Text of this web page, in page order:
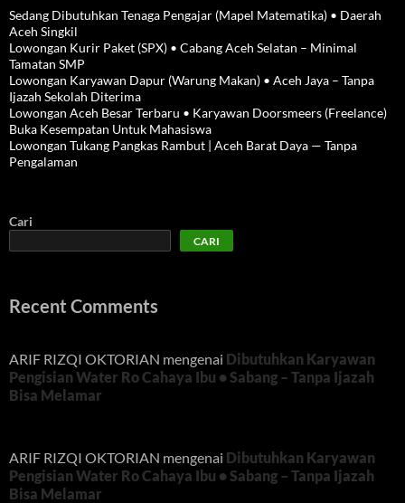
Sedang Dibutuhkan Tenaga Pengajar (Mapel Matematika) • Daerah
Aceh Singkil
Lowongan Kurir Paket (SPX) • Cabang Aceh Selatan – Minimal
Tamatan SMP
Lowongan Karyawan Dapur (Warung Makan) • Aceh Jaya – Tanpa
Ijazah Sekolah Diterima
Lowongan Aceh Besar Terbaru • Karyawan Doorsmeers (Freelance)
Buka Kesempatan Untuk Mahasiswa
Lowongan Tukang Pangkas Rambut | Aceh Barat Daya — Tanpa
Pengalaman
Cari
CARI
Recent Comments
ARIF RIZQI OKTORIAN mengenai Dibutuhkan Karyawan
Pengisian Water Ro Cahaya Ibu • Sabang – Tanpa Ijazah
Bisa Melamar
ARIF RIZQI OKTORIAN mengenai Dibutuhkan Karyawan
Pengisian Water Ro Cahaya Ibu • Sabang – Tanpa Ijazah
Bisa Melamar